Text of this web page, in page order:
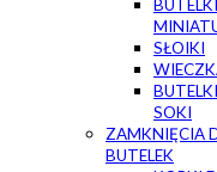
BUTELKI
SŁOIKI
SOKI
ZAMKNIĘCIA
BUTELEK